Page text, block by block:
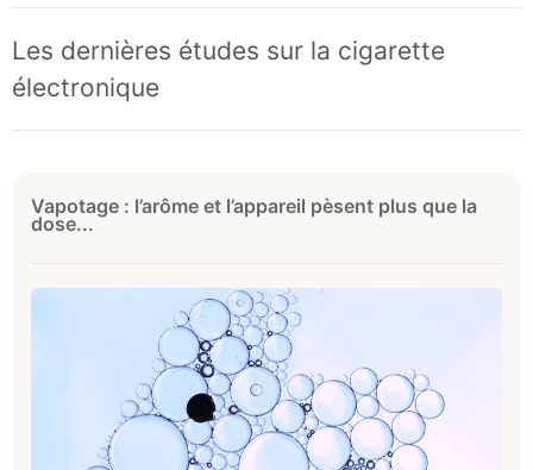
Les dernières études sur la cigarette
électronique
Vapotage : l’arôme et l’appareil pèsent plus que la
dose...